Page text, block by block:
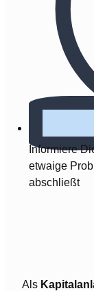
Informiere
etwaige
abschließt
Als